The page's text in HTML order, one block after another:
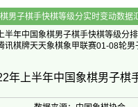
国象棋男子棋手快棋等
半年中国象棋男子棋手快棋等级分
讯棋牌天天象棋象甲联赛01-08轮
年上半年中国象棋男子棋